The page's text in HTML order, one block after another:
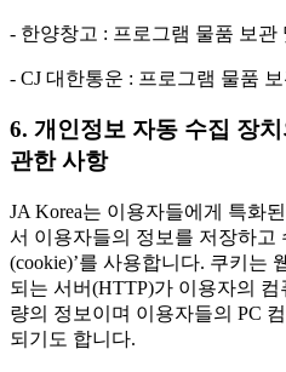
- 한양창고 : 프로그램 물품 보관
- CJ 대한통운 : 프로그램 물품
6. 개인정보 자동 수집 장
관한 사항
JA Korea는 이용자들에게 특화
서 이용자들의 정보를 저장하고
(cookie)’를 사용합니다. 쿠키는
되는 서버(HTTP)가 이용자의
량의 정보이며 이용자들의 PC
되기도 합니다.